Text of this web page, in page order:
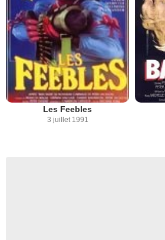
Les Feebles
3 juillet 1991